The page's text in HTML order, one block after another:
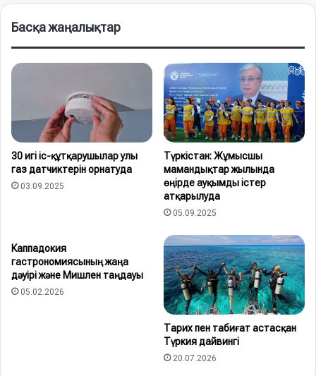
Басқа жаңалықтар
30 игі іс-құтқарушылар улы
газ датчиктерін орнатуда
03.09.2025
Түркістан: Жұмысшы
мамандықтар жылында
өңірде ауқымды істер
атқарылуда
05.09.2025
Каппадокия
гастрономиясының жаңа
дәуірі және Мишлен таңдауы
05.02.2026
Тарих пен табиғат астасқан
Түркия дайвингі
20.07.2026